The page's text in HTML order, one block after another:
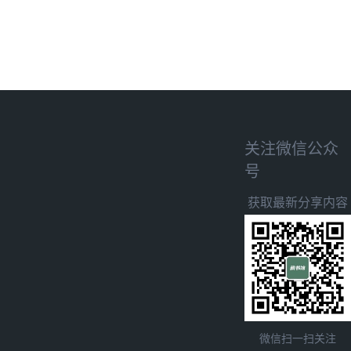
关注微信公众
号
获取最新分享内容
微信扫一扫关注